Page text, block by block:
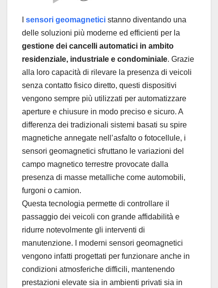
sensori geomagnetici stanno diventando una
delle soluzioni più moderne ed efficienti per la
gestione dei cancelli automatici in ambito
residenziale, industriale e condominiale. Grazie
alla loro capacità di rilevare la presenza di veicoli
senza contatto fisico diretto, questi dispositivi
vengono sempre più utilizzati per automatizzare
aperture e chiusure in modo preciso e sicuro. A
differenza dei tradizionali sistemi basati su spire
magnetiche annegate nell’asfalto o fotocellule, i
sensori geomagnetici sfruttano le variazioni del
campo magnetico terrestre provocate dalla
presenza di masse metalliche come automobili,
furgoni o camion.
Questa tecnologia permette di controllare il
passaggio dei veicoli con grande affidabilità e
ridurre notevolmente gli interventi di
manutenzione. I moderni sensori geomagnetici
vengono infatti progettati per funzionare anche in
condizioni atmosferiche difficili, mantenendo
prestazioni elevate sia in ambienti privati sia in